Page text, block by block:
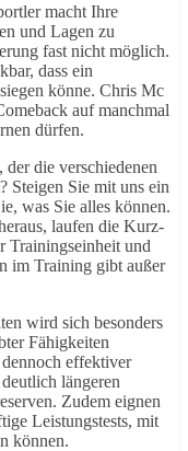
macht Ihre
und Lagen zu
fast nicht möglich.
dass ein
könne. Chris Mc
auf manchmal
dürfen.
die verschiedenen
Steigen Sie mit uns ein
was Sie alles können.
laufen die Kurz-
Trainingseinheit und
im Training gibt außer
wird sich besonders
Fähigkeiten
effektiver
längeren
Zudem eignen
Leistungstests, mit
können.